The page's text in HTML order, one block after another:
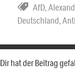
AfD,
Deutschland,
Dir hat der Beitrag